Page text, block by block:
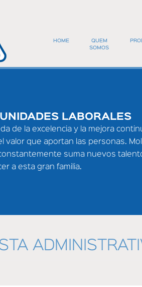
HOME
QUEM
SOMOS
COMPROMISSO
LABORALES
de la excelencia y la mejora
valor que aportan las personas.
suma nuevos
a esta gran familia.